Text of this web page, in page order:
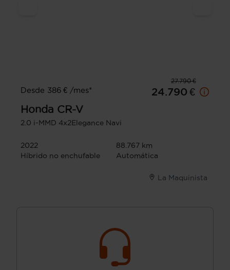
27.790 €
Desde 386 € /mes*
24.790 €
Honda CR-V
2.0 i-MMD 4x2Elegance Navi
2022
88.767 km
Híbrido no enchufable
Automática
La Maquinista